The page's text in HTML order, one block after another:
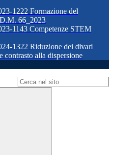
1222 Formazione del
66_2023
1143 Competenze STEM
1322 Riduzione dei divari
contrasto alla dispersione